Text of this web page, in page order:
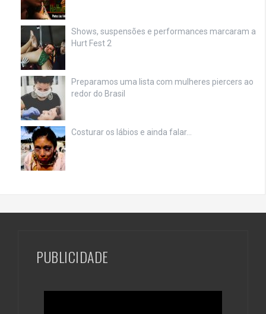
Shows, suspensões e performances marcaram a
Hurt Fest 2
Preparamos uma lista com mulheres piercers ao
redor do Brasil
Costurar os lábios e ainda falar…
PUBLICIDADE